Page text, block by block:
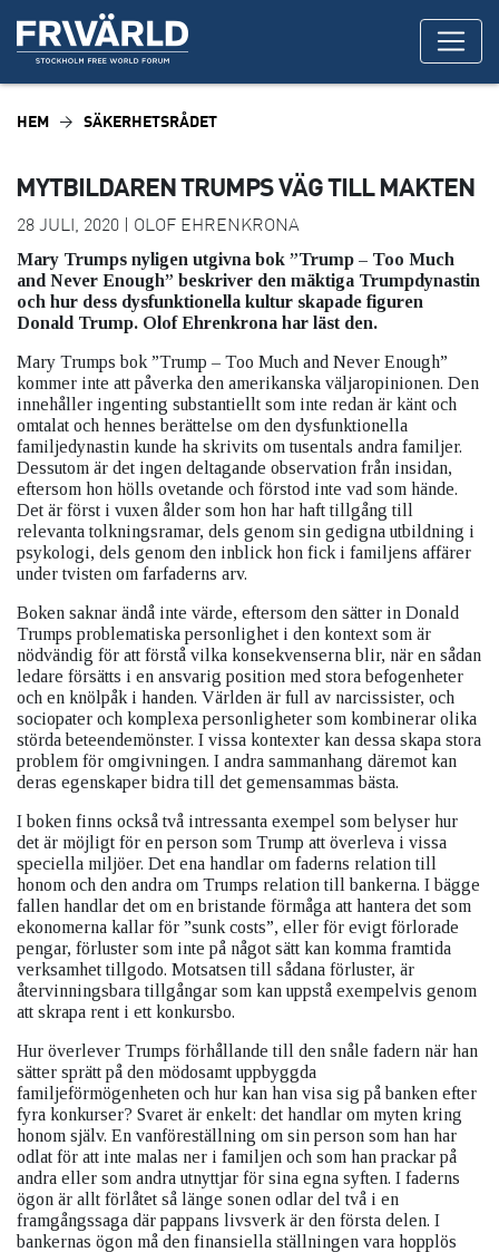
HEM SÄKERHETSRÅDET
MYTBILDAREN TRUMPS VÄG TILL MAKTEN
28 JULI, 2020 | OLOF EHRENKRONA
Mary Trumps nyligen utgivna bok ”Trump – Too Much
and Never Enough” beskriver den mäktiga Trumpdynastin
och hur dess dysfunktionella kultur skapade figuren
Donald Trump. Olof Ehrenkrona har läst den.
Mary Trumps bok ”Trump – Too Much and Never Enough”
kommer inte att påverka den amerikanska väljaropinionen. Den
innehåller ingenting substantiellt som inte redan är känt och
omtalat och hennes berättelse om den dysfunktionella
familjedynastin kunde ha skrivits om tusentals andra familjer.
Dessutom är det ingen deltagande observation från insidan,
eftersom hon hölls ovetande och förstod inte vad som hände.
Det är först i vuxen ålder som hon har haft tillgång till
relevanta tolkningsramar, dels genom sin gedigna utbildning i
psykologi, dels genom den inblick hon fick i familjens affärer
under tvisten om farfaderns arv.
Boken saknar ändå inte värde, eftersom den sätter in Donald
Trumps problematiska personlighet i den kontext som är
nödvändig för att förstå vilka konsekvenserna blir, när en sådan
ledare försätts i en ansvarig position med stora befogenheter
och en knölpåk i handen. Världen är full av narcissister, och
sociopater och komplexa personligheter som kombinerar olika
störda beteendemönster. I vissa kontexter kan dessa skapa stora
problem för omgivningen. I andra sammanhang däremot kan
deras egenskaper bidra till det gemensammas bästa.
I boken finns också två intressanta exempel som belyser hur
det är möjligt för en person som Trump att överleva i vissa
speciella miljöer. Det ena handlar om faderns relation till
honom och den andra om Trumps relation till bankerna. I bägge
fallen handlar det om en bristande förmåga att hantera det som
ekonomerna kallar för ”sunk costs”, eller för evigt förlorade
pengar, förluster som inte på något sätt kan komma framtida
verksamhet tillgodo. Motsatsen till sådana förluster, är
återvinningsbara tillgångar som kan uppstå exempelvis genom
att skrapa rent i ett konkursbo.
Hur överlever Trumps förhållande till den snåle fadern när han
sätter sprätt på den mödosamt uppbyggda
familjeförmögenheten och hur kan han visa sig på banken efter
fyra konkurser? Svaret är enkelt: det handlar om myten kring
honom själv. En vanföreställning om sin person som han har
odlat för att inte malas ner i familjen och som han prackar på
andra eller som andra utnyttjar för sina egna syften. I faderns
ögon är allt förlåtet så länge sonen odlar del två i en
framgångssaga där pappans livsverk är den första delen. I
bankernas ögon må den finansiella ställningen vara hopplös